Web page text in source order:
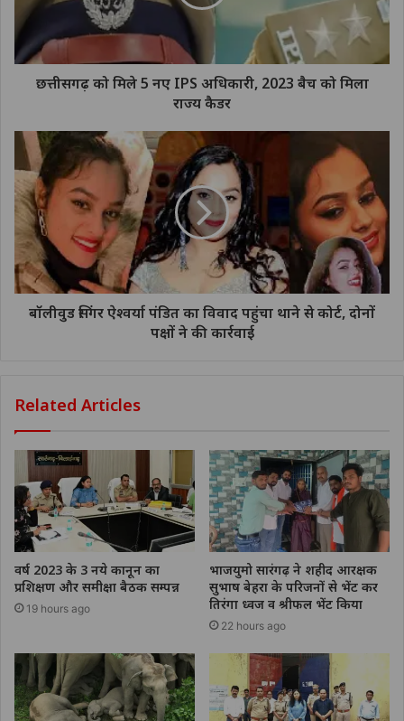
छत्तीसगढ़ को मिले 5 नए IPS अधिकारी, 2023 बैच को मिला
राज्य कैडर
बॉलीवुड सिंगर ऐश्वर्या पंडित का विवाद पहुंचा थाने से कोर्ट, दोनों
पक्षों ने की कार्रवाई
Related Articles
वर्ष 2023 के 3 नये कानून का
प्रशिक्षण और समीक्षा बैठक सम्पन्न
19 hours ago
भाजयुमो सारंगढ़ ने शहीद आरक्षक
सुभाष बेहरा के परिजनों से भेंट कर
तिरंगा ध्वज व श्रीफल भेंट किया
22 hours ago